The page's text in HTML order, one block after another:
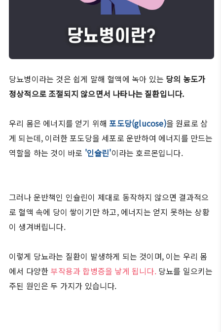
당뇨병이라는 것은 쉽게 말해 혈액에 녹아 있는 당의 농도가
정상적으로 조절되지 않으면서 나타나는 질환입니다.
우리 몸은 에너지를 얻기 위해 포도당(glucose)을 원료로 삼
게 되는데, 이러한 포도당을 세포로 운반하여 에너지를 만드는
역할을 하는 것이 바로 '인슐린'이라는 호르몬입니다.
그러나 운반책인 인슐린이 제대로 동작하지 않으면 결과적으
로 혈액 속에 당이 쌓이기만 하고, 에너지는 얻지 못하는 상황
이 생겨버립니다.
이렇게 당뇨라는 질환이 발생하게 되는 것이며, 이는 우리 몸
에서 다양한 부작용과 합병증을 낳게 됩니다.당뇨를 일으키는
주된 원인은 두 가지가 있습니다.